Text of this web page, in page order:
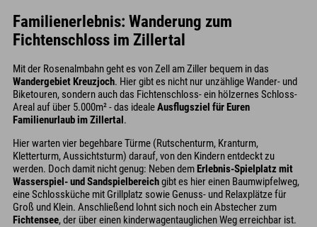
Familienerlebnis: Wanderung zum
Fichtenschloss im Zillertal
Mit der Rosenalmbahn geht es von Zell am Ziller bequem in das
Wandergebiet Kreuzjoch. Hier gibt es nicht nur unzählige Wander- und
Biketouren, sondern auch das Fichtenschloss- ein hölzernes Schloss-
Areal auf über 5.000m² - das idealeAusflugsziel für Euren
Familienurlaub im Zillertal.
Hier warten vier begehbare Türme (Rutschenturm, Kranturm,
Kletterturm, Aussichtsturm) darauf, von den Kindern entdeckt zu
werden. Doch damit nicht genug: Neben demErlebnis-Spielplatz mit
Wasserspiel- und Sandspielbereichgibt es hier einen Baumwipfelweg,
eine Schlossküche mit Grillplatz sowie Genuss- und Relaxplätze für
Groß und Klein. Anschließend lohnt sich noch ein Abstecher zum
Fichtensee, der über einen kinderwagentauglichen Weg erreichbar ist.